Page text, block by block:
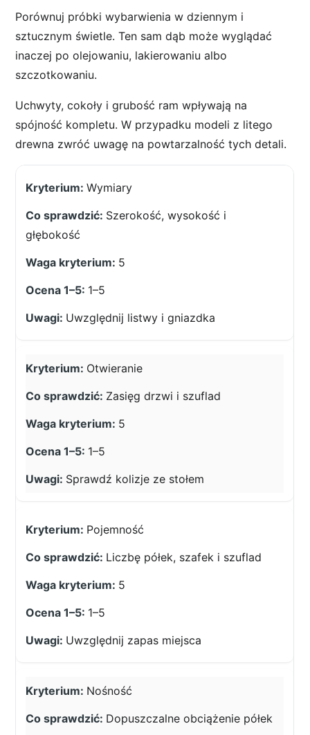
Porównuj próbki wybarwienia w dziennym i
sztucznym świetle. Ten sam dąb może wyglądać
inaczej po olejowaniu, lakierowaniu albo
szczotkowaniu.
Uchwyty, cokoły i grubość ram wpływają na
spójność kompletu. W przypadku modeli z litego
drewna zwróć uwagę na powtarzalność tych detali.
Wymiary
Szerokość, wysokość i
głębokość
5
1–5
Uwzględnij listwy i gniazdka
Otwieranie
Zasięg drzwi i szuflad
5
1–5
Sprawdź kolizje ze stołem
Pojemność
Liczbę półek, szafek i szuflad
5
1–5
Uwzględnij zapas miejsca
Nośność
Dopuszczalne obciążenie półek